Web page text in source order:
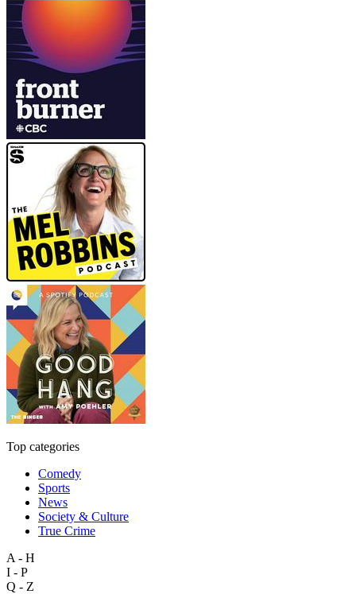
Top categories
Comedy
Sports
News
Society & Culture
True Crime
A - H
I - P
Q - Z